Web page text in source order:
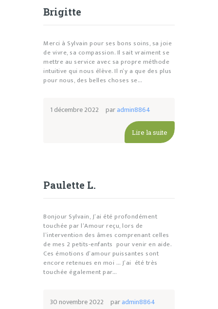
Brigitte
Merci à Sylvain pour ses bons soins, sa joie
de vivre, sa compassion. Il sait vraiment se
mettre au service avec sa propre méthode
intuitive qui nous élève. Il n’y a que des plus
pour nous, des belles choses se…
1 décembre 2022 paradmin8864
Lire la suite
Paulette L.
Bonjour Sylvain, J’ai été profondément
touchée par l’Amour reçu, lors de
l’intervention des âmes comprenant celles
de mes 2 petits-enfants pour venir en aide.
Ces émotions d’amour puissantes sont
encore retenues en moi … J’ai été très
touchée également par…
30 novembre 2022 paradmin8864